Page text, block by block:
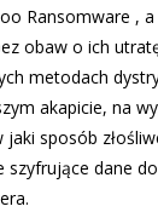
Ransomware , a
obaw o ich
metodach
akapicie, na
jaki sposób
dane